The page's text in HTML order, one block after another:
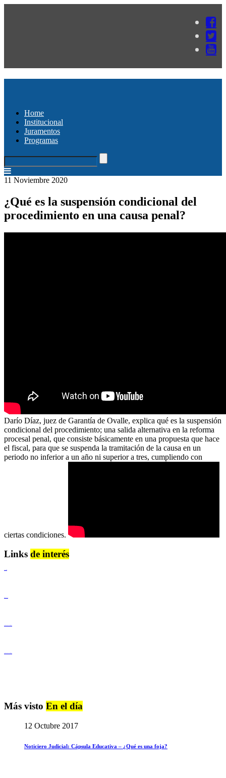
Home
Institucional
Juramentos
Programas
11 Noviembre 2020
¿Qué es la suspensión condicional del
procedimiento en una causa penal?
Darío Díaz, juez de Garantía de Ovalle, explica qué es la suspensión
condicional del procedimiento; una salida alternativa en la reforma
procesal penal, que consiste básicamente en una propuesta que hace
el fiscal, para que se suspenda la tramitación de la causa en un
periodo no inferior a un año ni superior a tres, cumpliendo con
ciertas condiciones.
Links de interés
Más visto En el día
12 Octubre 2017
Noticiero Judicial: Cápsula Educativa – ¿Qué es una foja?